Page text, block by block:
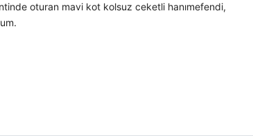
oturan mavi kot kolsuz ceketli hanımefendi,